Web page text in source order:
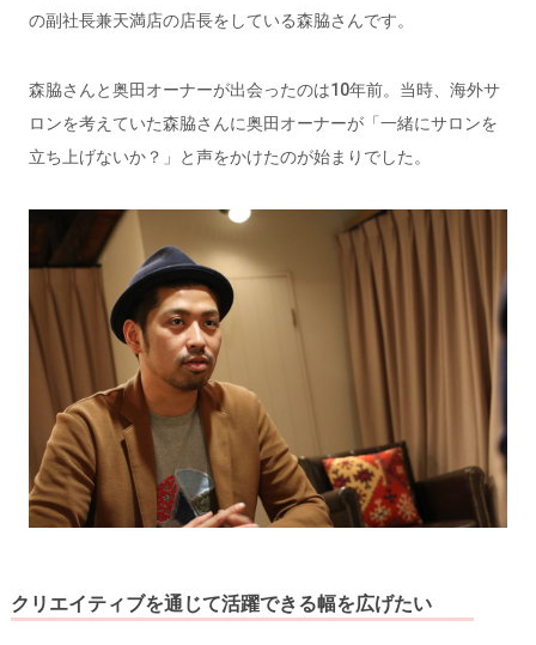
の副社長兼天満店の店長をしている森脇さんです。
森脇さんと奥田オーナーが出会ったのは10年前。当時、海外サ
ロンを考えていた森脇さんに奥田オーナーが「一緒にサロンを
立ち上げないか？」と声をかけたのが始まりでした。
クリエイティブを通じて活躍できる幅を広げたい